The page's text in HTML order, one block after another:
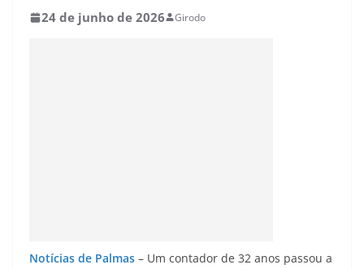
24 de junho de 2026 Girodo
Notícias de Palmas – Um contador de 32 anos passou a